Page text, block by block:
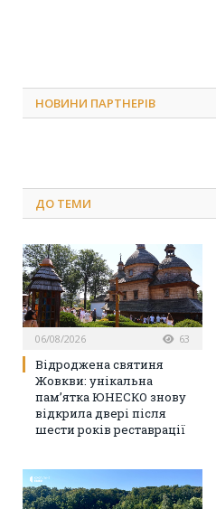
НОВИНИ ПАРТНЕРІВ
ДО ТЕМИ
06/08/2026 63
Відроджена святиня
Жовкви: унікальна
пам’ятка ЮНЕСКО знову
відкрила двері після
шести років реставрації